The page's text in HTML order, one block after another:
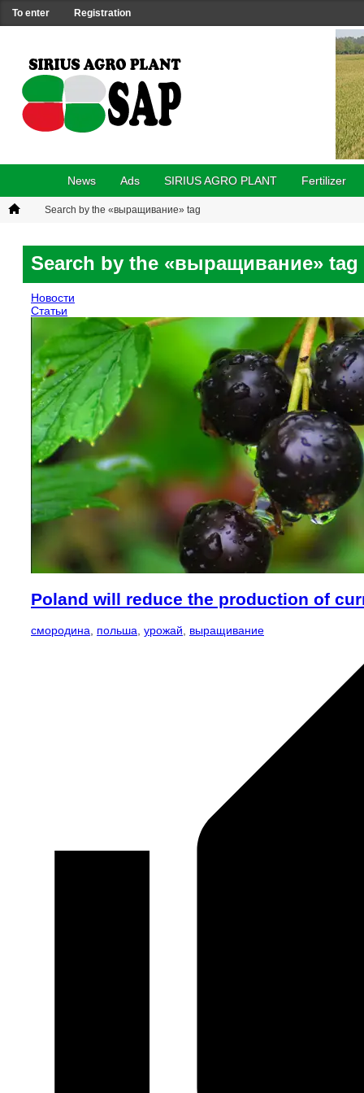
To enter Registration
News Ads SIRIUS AGRO PLANT Fertilizer
Search by the «выращивание» tag
Search by the «выращивание» tag
Новости
Статьи
Poland will reduce the production of
смородина польша урожай выращивание